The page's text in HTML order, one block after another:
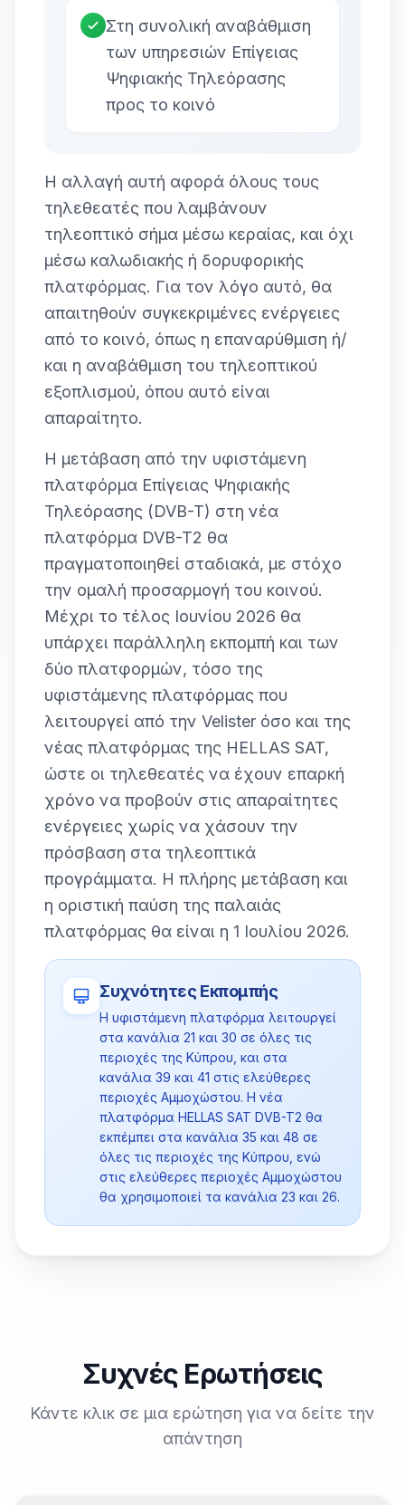
Στη συνολική αναβάθμιση
των υπηρεσιών Επίγειας
Ψηφιακής Τηλεόρασης
προς το κοινό
Η αλλαγή αυτή αφορά όλους τους
τηλεθεατές που λαμβάνουν
τηλεοπτικό σήμα μέσω κεραίας, και όχι
μέσω καλωδιακής ή δορυφορικής
πλατφόρμας. Για τον λόγο αυτό, θα
απαιτηθούν συγκεκριμένες ενέργειες
από το κοινό, όπως η επαναρύθμιση ή/
και η αναβάθμιση του τηλεοπτικού
εξοπλισμού, όπου αυτό είναι
απαραίτητο.
Η μετάβαση από την υφιστάμενη
πλατφόρμα Επίγειας Ψηφιακής
Τηλεόρασης (DVB-T) στη νέα
πλατφόρμα DVB-T2 θα
πραγματοποιηθεί σταδιακά, με στόχο
την ομαλή προσαρμογή του κοινού.
Μέχρι το τέλος Ιουνίου 2026 θα
υπάρχει παράλληλη εκπομπή και των
δύο πλατφορμών, τόσο της
υφιστάμενης πλατφόρμας που
λειτουργεί από την Velister όσο και της
νέας πλατφόρμας της HELLAS SAT,
ώστε οι τηλεθεατές να έχουν επαρκή
χρόνο να προβούν στις απαραίτητες
ενέργειες χωρίς να χάσουν την
πρόσβαση στα τηλεοπτικά
προγράμματα. Η πλήρης μετάβαση και
η οριστική παύση της παλαιάς
πλατφόρμας θα είναι η 1 Ιουλίου 2026.
Συχνότητες Εκπομπής
Η υφιστάμενη πλατφόρμα λειτουργεί
στα κανάλια 21 και 30 σε όλες τις
περιοχές της Κύπρου, και στα
κανάλια 39 και 41 στις ελεύθερες
περιοχές Αμμοχώστου. Η νέα
πλατφόρμα HELLAS SAT DVB-T2 θα
εκπέμπει στα κανάλια 35 και 48 σε
όλες τις περιοχές της Κύπρου, ενώ
στις ελεύθερες περιοχές Αμμοχώστου
θα χρησιμοποιεί τα κανάλια 23 και 26.
Συχνές Ερωτήσεις
Κάντε κλικ σε μια ερώτηση για να δείτε την
απάντηση